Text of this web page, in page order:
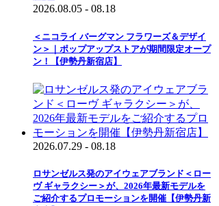
2026.08.05 - 08.18
＜ニコライ バーグマン フラワーズ＆デザイ
ン＞｜ポップアップストアが期間限定オープ
ン！【伊勢丹新宿店】
2026.07.29 - 08.18
ロサンゼルス発のアイウェアブランド＜ロー
ヴ ギャラクシー＞が、2026年最新モデルを
ご紹介するプロモーションを開催【伊勢丹新